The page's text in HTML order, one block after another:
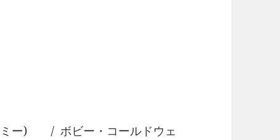
ー) / ボビー・コールドウェ